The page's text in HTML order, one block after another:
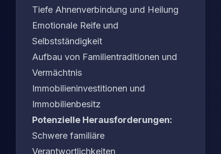
Tiefe Ahnenverbindung und Heilung
Emotionale Reife und
Selbstständigkeit
Aufbau von Familientraditionen und
Vermächtnis
Immobilieninvestitionen und
Immobilienbesitz
Potenzielle Herausforderungen:
Schwere familiäre
Verantwortlichkeiten